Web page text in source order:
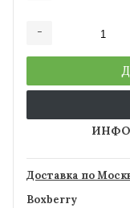
-
Доставка по
Boxberry